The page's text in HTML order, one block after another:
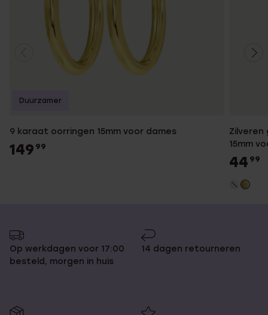
9 karaat oorringen 15mm voor dames
149 99
Duurzamer
15mm
44 99
Op werkdagen voor 17:00
besteld, morgen in huis
14 dagen retourneren